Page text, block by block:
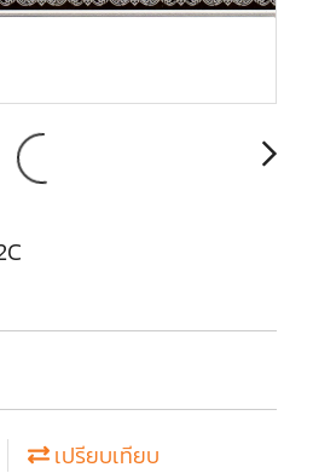
เปรียบเทียบ